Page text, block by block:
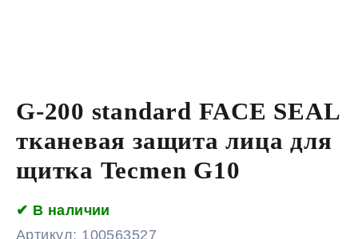
G-200 standard FACE SEAL
тканевая защита лица для
щитка Tecmen G10
✔ В наличии
Артикул: 100563527